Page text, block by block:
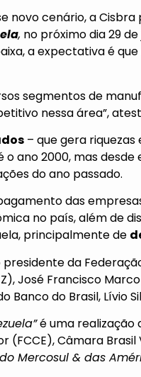
novo cenário, a
, no próximo dia 29
a expectativa é
segmentos de
nessa área”,
– que gera
ano 2000, mas
do ano passado.
das
no país, além de
principalmente de
da
José Francisco
do Brasil, Lívio
é uma realização
(FCCE), Câmara Brasil
Mercosul & das